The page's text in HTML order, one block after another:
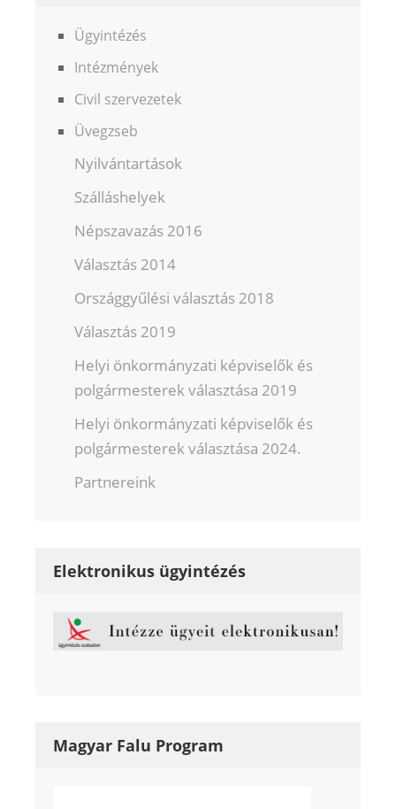
Ügyintézés
Intézmények
Civil szervezetek
Üvegzseb
Nyilvántartások
Szálláshelyek
Népszavazás 2016
Választás 2014
Országgyűlési választás 2018
Választás 2019
Helyi önkormányzati képviselők és
polgármesterek választása 2019
Helyi önkormányzati képviselők és
polgármesterek választása 2024.
Partnereink
Elektronikus ügyintézés
Magyar Falu Program